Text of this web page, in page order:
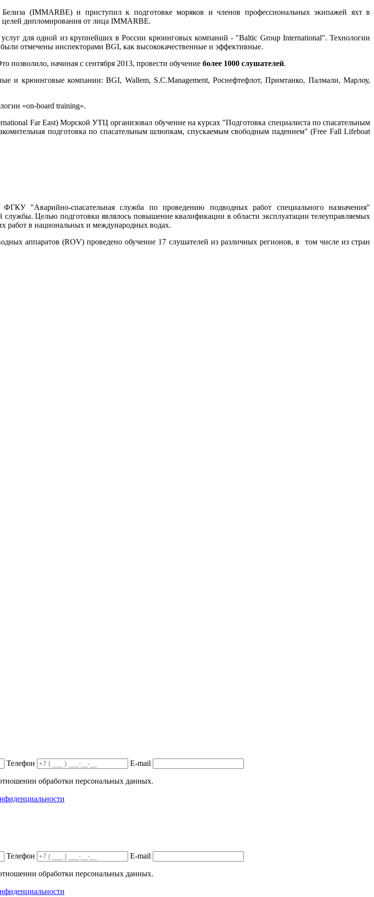
(IMMARBE) и приступил к подготовке моряков и членов профессиональных экипажей яхт в
дипломирования от лица IMMARBE.
для одной из крупнейших в России крюинговых компаний - "Baltic Group International". Технологии
отмечены инспекторами BGI, как высококачественные и эффективные.
позволило, начиная с сентября 2013, провести обучение более 1000 слушателей.
и крюинговые компании: BGI, Wallem, S.C.Management, Роснефтефлот, Примтанко, Палмали, Марлоу,
«on-board training».
Far East) Морской УТЦ организовал обучение на курсах "Подготовка специалиста по спасательным
подготовка по спасательным шлюпкам, спускаемым свободным падением" (Free Fall Lifeboat
"Аварийно-спасательная служба по проведению подводных работ специального назначения"
Целью подготовки являлось повышение квалификации в области эксплуатации телеуправляемых
работ в национальных и международных водах.
аппаратов (ROV) проведено обучение 17 слушателей из различных регионов, в том числе из стран
Телефон E-mail
обработки персональных данных.
Телефон E-mail
обработки персональных данных.